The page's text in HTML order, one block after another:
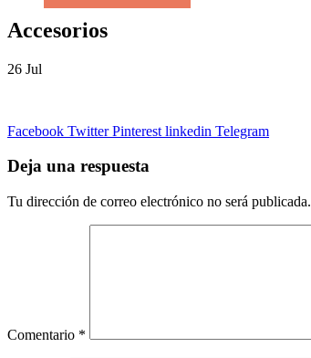
Accesorios
26 Jul
Facebook Twitter Pinterest linkedin Telegram
Deja una respuesta
Tu dirección de correo electrónico no será publicada.
Comentario *